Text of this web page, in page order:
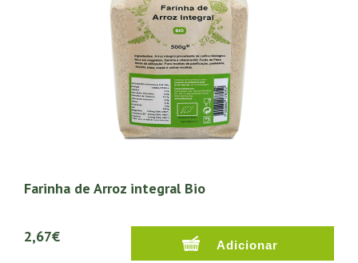
Farinha de Arroz integral Bio
2,67€